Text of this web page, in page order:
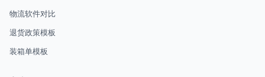
物流软件对比
退货政策模板
装箱单模板